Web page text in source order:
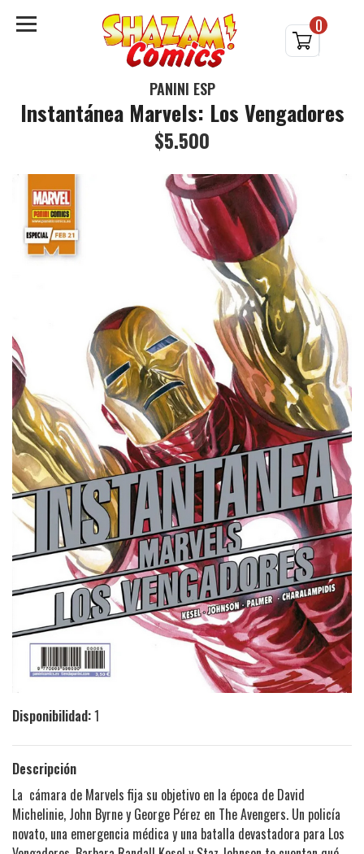
0
PANINI ESP
Instantánea Marvels: Los Vengadores
$5.500
Disponibilidad:1
Descripción
La cámara de Marvels fija su objetivo en la época de David
Michelinie, John Byrne y George Pérez en The Avengers. Un policía
novato, una emergencia médica y una batalla devastadora para Los